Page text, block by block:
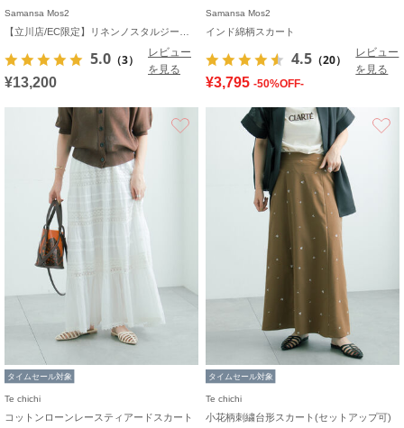
Samansa Mos2
5.0 （3）
レビュー
を見る
¥13,200
Samansa Mos2
インド綿柄スカート
4.5 （20）
レビュー
を見る
¥3,795 -50%OFF-
お気に入り
タイムセール対象
Te chichi
コットンローンレースティアードスカート
タイムセール対象
Te chichi
小花柄刺繍台形スカート(セットアップ可)